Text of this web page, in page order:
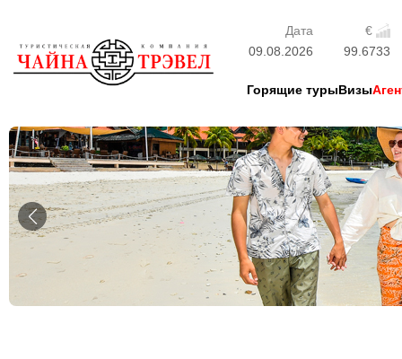
Дата
€
09.08.2026
99.6733
Горящие турыВизы